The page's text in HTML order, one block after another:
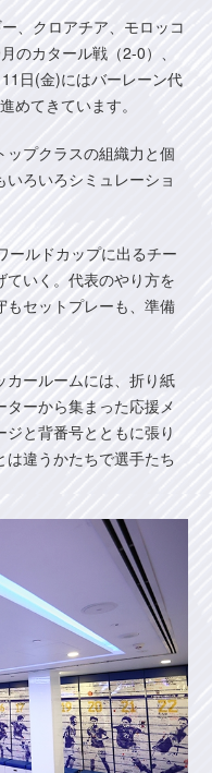
、クロアチア、モロッコ
のカタール戦（2-0）、
日(金)にはバーレーン代
めてきています。
プクラスの組織力と個
ろいろシミュレーショ
ールドカップに出るチー
ていく。代表のやり方を
もセットプレーも、準備
カールームには、折り紙
ーから集まった応援メ
と背番号とともに張り
違うかたちで選手たち